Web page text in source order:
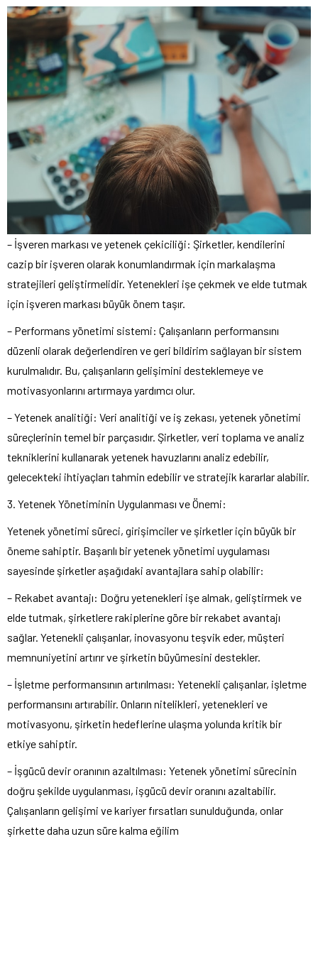
– İşveren markası ve yetenek çekiciliği: Şirketler, kendilerini
cazip bir işveren olarak konumlandırmak için markalaşma
stratejileri geliştirmelidir. Yetenekleri işe çekmek ve elde tutmak
için işveren markası büyük önem taşır.
– Performans yönetimi sistemi: Çalışanların performansını
düzenli olarak değerlendiren ve geri bildirim sağlayan bir sistem
kurulmalıdır. Bu, çalışanların gelişimini desteklemeye ve
motivasyonlarını artırmaya yardımcı olur.
– Yetenek analitiği: Veri analitiği ve iş zekası, yetenek yönetimi
süreçlerinin temel bir parçasıdır. Şirketler, veri toplama ve analiz
tekniklerini kullanarak yetenek havuzlarını analiz edebilir,
gelecekteki ihtiyaçları tahmin edebilir ve stratejik kararlar alabilir.
3. Yetenek Yönetiminin Uygulanması ve Önemi:
Yetenek yönetimi süreci, girişimciler ve şirketler için büyük bir
öneme sahiptir. Başarılı bir yetenek yönetimi uygulaması
sayesinde şirketler aşağıdaki avantajlara sahip olabilir:
– Rekabet avantajı: Doğru yetenekleri işe almak, geliştirmek ve
elde tutmak, şirketlere rakiplerine göre bir rekabet avantajı
sağlar. Yetenekli çalışanlar, inovasyonu teşvik eder, müşteri
memnuniyetini artırır ve şirketin büyümesini destekler.
– İşletme performansının artırılması: Yetenekli çalışanlar, işletme
performansını artırabilir. Onların nitelikleri, yetenekleri ve
motivasyonu, şirketin hedeflerine ulaşma yolunda kritik bir
etkiye sahiptir.
– İşgücü devir oranının azaltılması: Yetenek yönetimi sürecinin
doğru şekilde uygulanması, işgücü devir oranını azaltabilir.
Çalışanların gelişimi ve kariyer fırsatları sunulduğunda, onlar
şirkette daha uzun süre kalma eğilim